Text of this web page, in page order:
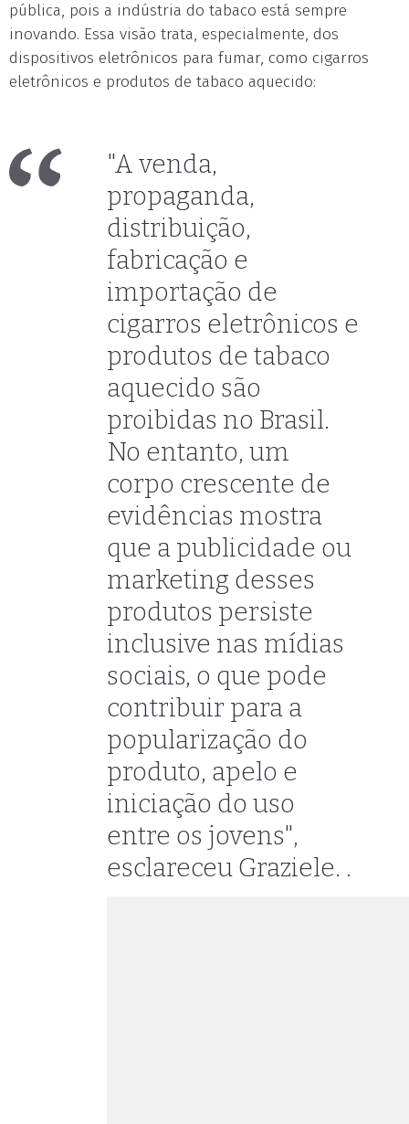
pública, pois a indústria do tabaco está sempre
inovando. Essa visão trata, especialmente, dos
dispositivos eletrônicos para fumar, como cigarros
eletrônicos e produtos de tabaco aquecido:
"A venda,
propaganda,
distribuição,
fabricação e
importação de
cigarros eletrônicos e
produtos de tabaco
aquecido são
proibidas no Brasil.
No entanto, um
corpo crescente de
evidências mostra
que a publicidade ou
marketing desses
produtos persiste
inclusive nas mídias
sociais, o que pode
contribuir para a
popularização do
produto, apelo e
iniciação do uso
entre os jovens",
esclareceu Graziele. .